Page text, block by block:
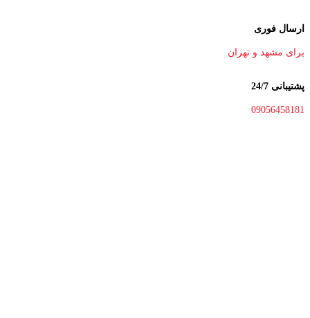
ارسال فوری
برای مشهد و تهران
پشتیبانی 24/7
09056458181